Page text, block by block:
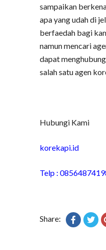
sampaikan
apa yang udah di
berfaedah bagi
namun mencari
dapat
salah satu agen
Hubungi Kami
korekapi.id
Telp :
Share: